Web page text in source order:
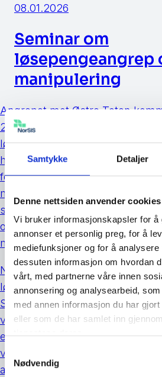
Samtykke Detaljer
Denne nettsiden anvender cookies
Vi bruker informasjonskapsler for å
annonser et personlig preg, for å
mediefunksjoner og for å
dessuten informasjon om hvordan
vårt, med partnerne våre innen
annonsering og analysearbeid,
med annen informasjon du har
eller som de har samlet inn
Samtykkevalg
Nødvendig
08.01.2026
Seminar om
løsepengeangrep
manipulering
Angrepet mot Østre Toten
2021, hadde de fleste
løsepengeangrep normalt
historiene om feieren som ikke
feies, hjemmesykepleieren som
medisiner som skulle gis, og
sorte skjermer. Ikke minst om
og at dette har kostet
millioner kroner.
NorSIS og NTNU inviterer til
løsepengeangrep og sosial
Sentralen Oslo den 24.
vil vi bruke angrepet mot Østre
et utgangspunkt for å belyse
virksomheter kan forebygge og
angrep.